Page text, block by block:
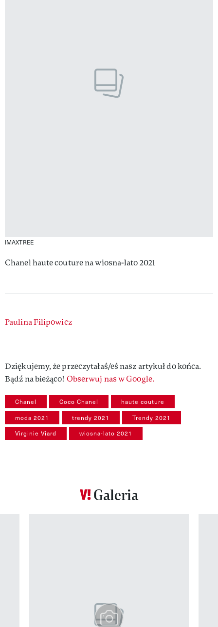
IMAXTREE
Chanel haute couture na wiosna-lato 2021
Authors
Paulina Filipowicz
Dziękujemy, że przeczytałaś/eś nasz artykuł do końca.
Bądź na bieżąco! Obserwuj nas w Google.
Chanel Coco Chanel haute couture
moda 2021 trendy 2021 Trendy 2021
Virginie Viard wiosna-lato 2021
Galeria